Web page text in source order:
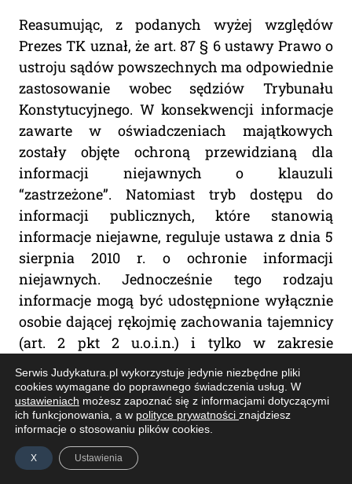
Reasumując, z podanych wyżej względów
Prezes TK uznał, że art. 87 § 6 ustawy Prawo o
ustroju sądów powszechnych ma odpowiednie
zastosowanie wobec sędziów Trybunału
Konstytucyjnego. W konsekwencji informacje
zawarte w oświadczeniach majątkowych
zostały objęte ochroną przewidzianą dla
informacji niejawnych o klauzuli
“zastrzeżone”. Natomiast tryb dostępu do
informacji publicznych, które stanowią
informacje niejawne, reguluje ustawa z dnia 5
sierpnia 2010 r. o ochronie informacji
niejawnych. Jednocześnie tego rodzaju
informacje mogą być udostępnione wyłącznie
osobie dającej rękojmię zachowania tajemnicy
(art. 2 pkt 2 u.o.i.n.) i tylko w zakresie
niezbędnym do wykonywania przez nią pracy
lub pełnienia służby na zajmowanym
stanowisku albo wykonywania czynności
zleconych (art. 4 ust. 1 u.o.i.n.). Informacje
niejawne, którym nadano określoną klauzulę
tajności, mogą bowiem być udostępnione
Serwis Judykatura.pl wykorzystuje jedynie niezbędne pliki
cookies wymagane do poprawnego świadczenia usług. W
ustawieniach możesz zapoznać się z informacjami dotyczącymi
ich funkcjonowania, a w polityce prywatności znajdziesz
informacje o stosowaniu plików cookies.
X Ustawienia